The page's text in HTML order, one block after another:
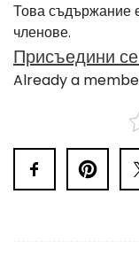
Това съдържание
членове.
Присъедини
Already a